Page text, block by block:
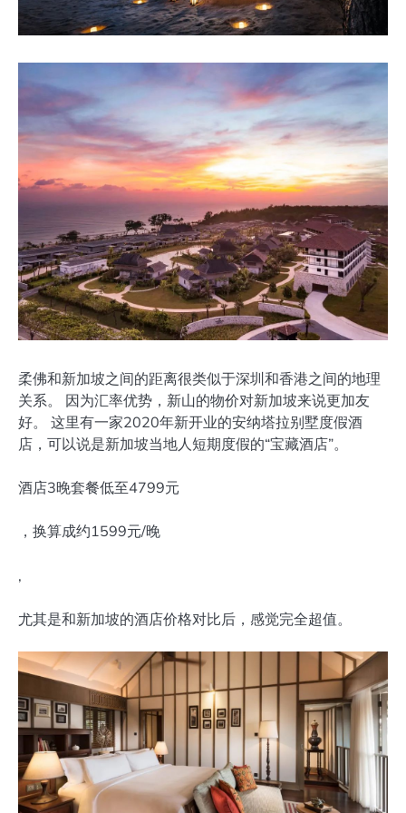
柔佛和新加坡之间的距离很类似于深圳和香港之间的地理
关系。 因为汇率优势，新山的物价对新加坡来说更加友
好。 这里有一家2020年新开业的安纳塔拉别墅度假酒
店，可以说是新加坡当地人短期度假的“宝藏酒店”。
酒店3晚套餐低至4799元
，换算成约1599元/晚
,
尤其是和新加坡的酒店价格对比后，感觉完全超值。